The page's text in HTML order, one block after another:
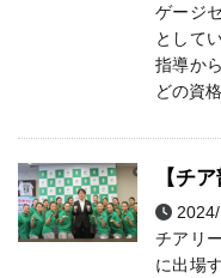
ゲージ
として
指導か
どの資
【チ
チアリ
に出場